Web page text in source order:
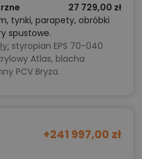
27 729,00 zł
tynki, parapety, obróbki
spustowe.
styropian EPS 70-040
Atlas, blacha
PCV Bryza.
+241 997,00 zł